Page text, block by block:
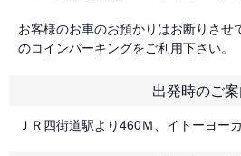
お客様のお車のお預かりはお断りさせ
のコインパーキングをご利用下さい。
出発時のご
ＪＲ四街道駅より460Ｍ、イトーヨー